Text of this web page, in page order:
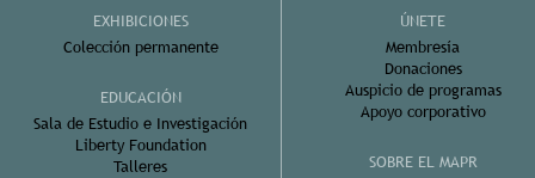
EXHIBICIONES
Colección permanente
EDUCACIÓN
Sala de Estudio e Investigación
Liberty Foundation
Talleres
ÚNETE
Membresía
Donaciones
Auspicio de programas
Apoyo corporativo
SOBRE EL MAPR